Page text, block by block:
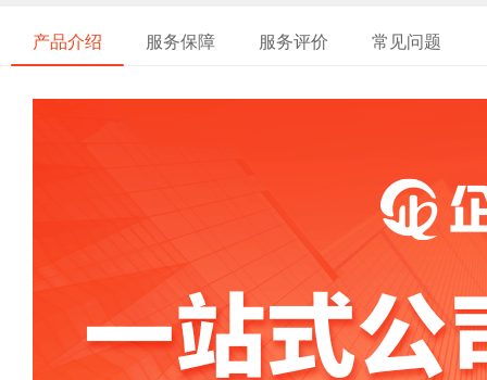
产品介绍 服务保障 服务评价 常见问题